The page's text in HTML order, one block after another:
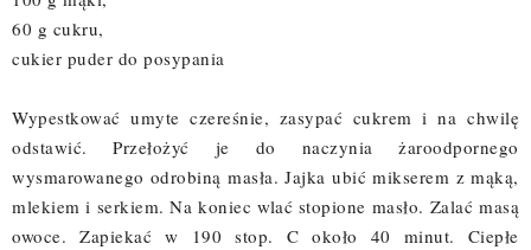
60 g cukru,
cukier puder do posypania
Wypestkować umyte czereśnie, zasypać cukrem i na chwilę
odstawić. Przełożyć je do naczynia żaroodpornego
wysmarowanego odrobiną masła. Jajka ubić mikserem z mąką,
mlekiem i serkiem. Na koniec wlać stopione masło. Zalać masą
owoce. Zapiekać w 190 stop. C około 40 minut. Ciepłe